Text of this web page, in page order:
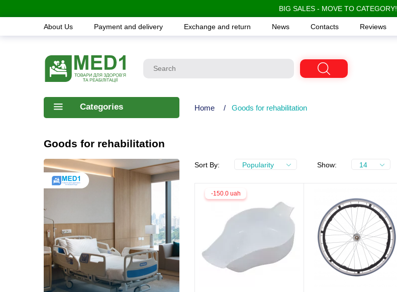
BIG SALES - MOVE TO CATEGORY!
About Us Payment and delivery Exchange and return News Contacts Reviews
Categories Home / Goods for rehabilitation
Goods for rehabilitation
Sort By: Popularity Show: 14
-150.0 uah